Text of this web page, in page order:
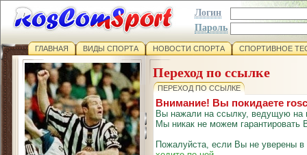
Логин
Пароль
ГЛАВНАЯ ВИДЫ СПОРТА НОВОСТИ СПОРТА СПОРТИВНОЕ
Переход по ссылке
ПЕРЕХОД ПО ССЫЛКЕ
Внимание! Вы покидаете
Вы нажали на ссылку, ведущую на
Мы никак не можем гарантировать
Пожалуйста, если Вы не уверены